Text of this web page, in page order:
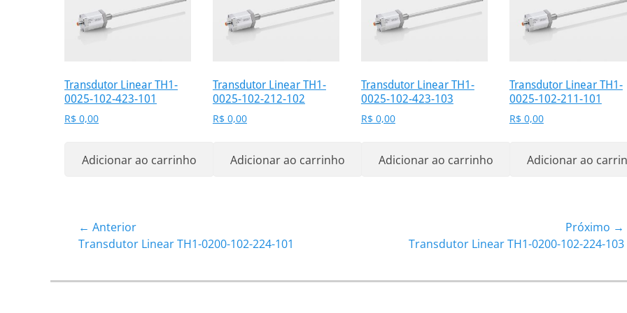
Transdutor Linear TH1-
0025-102-423-101
R$ 0,00
Adicionar ao carrinho
Transdutor Linear TH1-
0025-102-212-102
R$ 0,00
Adicionar ao carrinho
Transdutor Linear TH1-
0025-102-423-103
R$ 0,00
Adicionar ao carrinho
Transdutor Linear TH1-
0025-102-211-101
R$ 0,00
Adicionar ao
Navegação
de
Post
← Anterior
Post
Transdutor Linear TH1-0200-102-224-101
Próximo →
Transdutor Linear TH1-0200-102-224-103